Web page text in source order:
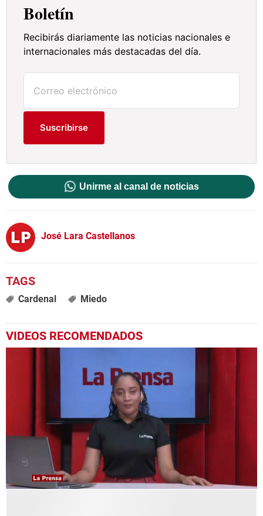
Boletín
Recibirás diariamente las noticias nacionales e
internacionales más destacadas del día.
Suscribirse
Unirme al canal de noticias
José Lara Castellanos
Cardenal Miedo
VIDEOS RECOMENDADOS